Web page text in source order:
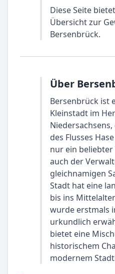
Diese Seite
Übersicht zur
Bersenbrück.
Über
Bersenbrück ist
Kleinstadt im
des Flusses
nur ein
auch der
gleichnamigen
Stadt hat eine
bis ins
wurde erstmals
urkundlich
bietet eine
historischem
modernem